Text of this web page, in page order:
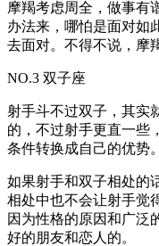
摩羯考虑周全，做事有
办法来，哪怕是面对如
去面对。不得不说，摩
NO.3 双子座
射手斗不过双子，其实
的，不过射手更直一些
条件转换成自己的优势。
如果射手和双子相处的
相处中也不会让射手觉
因为性格的原因和广泛
好的朋友和恋人的。